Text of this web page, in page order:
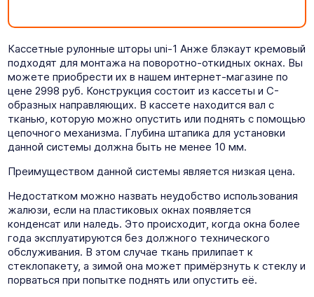
Кассетные рулонные шторы uni-1 Анже блэкаут кремовый
подходят для монтажа на поворотно-откидных окнах. Вы
можете приобрести их в нашем интернет-магазине по
цене 2998 руб. Конструкция состоит из кассеты и C-
образных направляющих. В кассете находится вал с
тканью, которую можно опустить или поднять с помощью
цепочного механизма. Глубина штапика для установки
данной системы должна быть не менее 10 мм.
Преимуществом данной системы является низкая цена.
Недостатком можно назвать неудобство использования
жалюзи, если на пластиковых окнах появляется
конденсат или наледь. Это происходит, когда окна более
года эксплуатируются без должного технического
обслуживания. В этом случае ткань прилипает к
стеклопакету, а зимой она может примёрзнуть к стеклу и
порваться при попытке поднять или опустить её.